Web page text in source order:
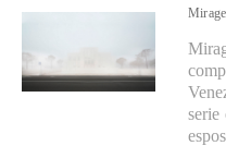
serie